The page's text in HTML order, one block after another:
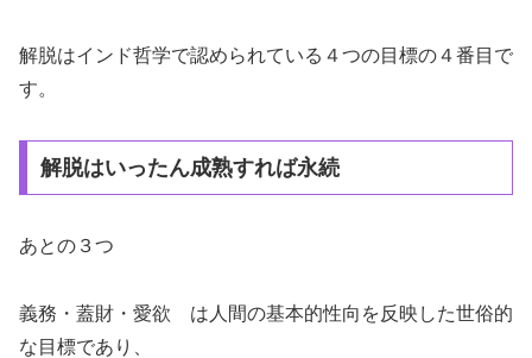
解脱はインド哲学で認められている４つの目標の４番目で
す。
解脱はいったん成熟すれば永続
あとの３つ
義務・蓋財・愛欲 は人間の基本的性向を反映した世俗的
な目標であり、